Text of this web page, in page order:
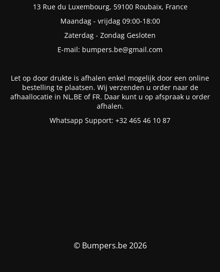
13 Rue du Luxembourg, 59100 Roubaix, France
Maandag - vrijdag 09:00-18:00
Zaterdag - Zondag Gesloten
E-mail: bumpers.be@gmail.com
Let op door drukte is afhalen enkel mogelijk door een online
bestelling te plaatsen. Wij verzenden u order naar de
afhaallocatie in NL,BE of FR. Daar kunt u op afspraak u order
afhalen.
Whatsapp Support: +32 465 46 10 87
© Bumpers.be 2026